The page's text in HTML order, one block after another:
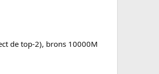
de top-2), brons 10000M